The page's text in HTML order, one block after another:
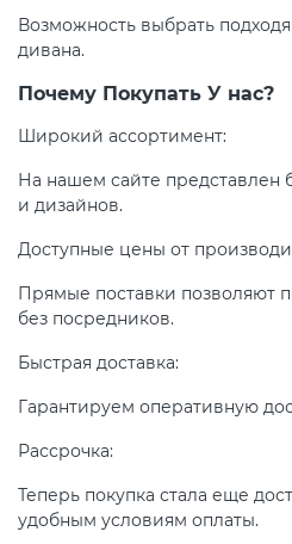
Возможность выбрать
дивана.
Почему Покупать У нас?
Широкий ассортимент:
На нашем сайте
и дизайнов.
Доступные цены от
Прямые поставки позволяют
без посредников.
Быстрая доставка:
Гарантируем оперативную
Рассрочка:
Теперь покупка стала еще
удобным условиям оплаты.